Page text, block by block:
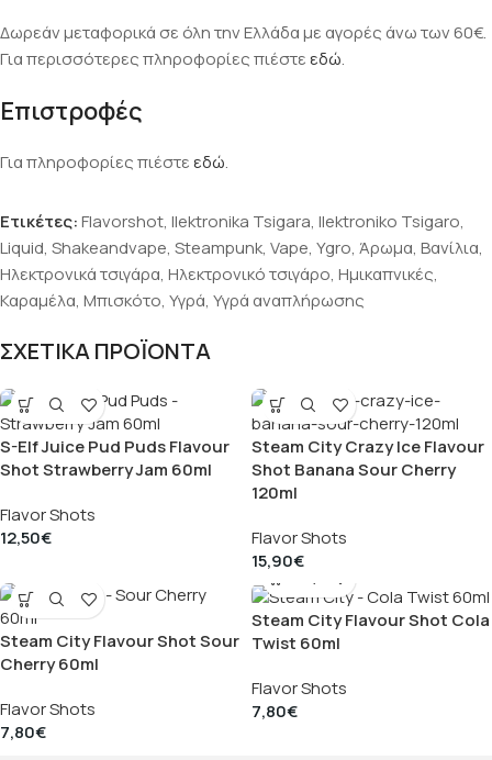
Δωρεάν μεταφορικά σε όλη την Ελλάδα με αγορές άνω των 60€.
Για περισσότερες πληροφορίες πιέστεεδώ.
Επιστροφές
Για πληροφορίες πιέστεεδώ.
Ετικέτες:Flavorshot, Ilektronika Tsigara, Ilektroniko Tsigaro,
Liquid, Shakeandvape, Steampunk, Vape, Ygro, Άρωμα, Βανίλια,
Ηλεκτρονικά τσιγάρα, Ηλεκτρονικό τσιγάρο, Ημικαπνικές,
Καραμέλα, Μπισκότο, Υγρά, Υγρά αναπλήρωσης
ΣΧΕΤΙΚΑ ΠΡΟΪΟΝΤΑ
S-Elf Juice Pud Puds Flavour
Shot Strawberry Jam 60ml
Flavor Shots
12,50€
Steam City Crazy Ice Flavour
Shot Banana Sour Cherry
120ml
Flavor Shots
15,90€
Steam City Flavour Shot Sour
Cherry 60ml
Flavor Shots
7,80€
Steam City Flavour Shot Cola
Twist 60ml
Flavor Shots
7,80€